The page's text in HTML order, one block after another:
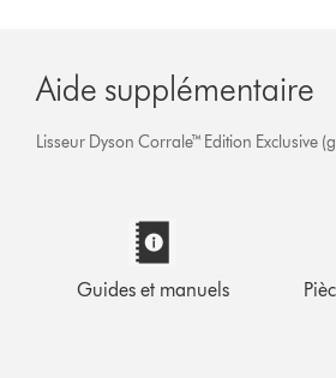
Aide supplémentaire
Lisseur Dyson Corrale™ Edition Exclusive
Guides et manuels